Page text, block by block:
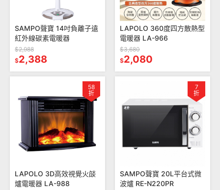
SAMPO聲寶 14吋負離子遠
紅外線碳素電暖器
$2,988
$2,388
LAPOLO 360度四方散熱型
電暖器 LA-966
$3,680
$2,080
58
折
LAPOLO 3D高效視覺火燄
爐電暖器 LA-988
7
折
SAMPO聲寶 20L平台式微
波爐 RE-N220PR